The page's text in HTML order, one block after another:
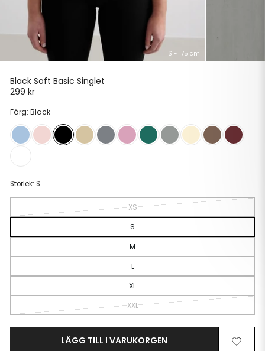
S - 175 cm
Black Soft Basic Singlet
299 kr
Färg: Black
Storlek: S
XS
S
M
L
XL
XXL
LÄGG TILL I VARUKORGEN
Lägg
Ta